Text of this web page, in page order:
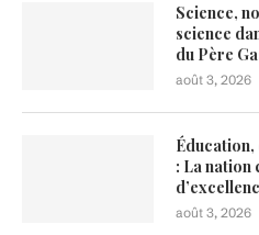
Science,
science
du Père
août 3, 2026
: La nation
août 3, 2026